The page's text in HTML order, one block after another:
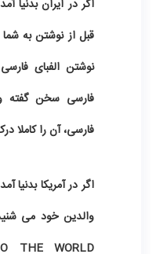
اگر در ایران بدنیا
قبل از نوشتن به
نوشتن الفبای
فارسی سخن گفته
فارسی، آن را کاملا
اگر در آمریکا بدنیا